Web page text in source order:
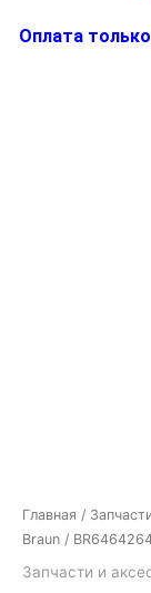
Оплата
Главная /
Braun /
Запчасти и